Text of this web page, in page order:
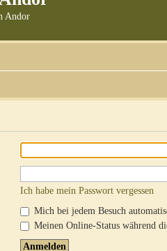
Andor
Ich habe mein Passwort vergessen
Mich bei jedem Besuch
Meinen Online-Status während